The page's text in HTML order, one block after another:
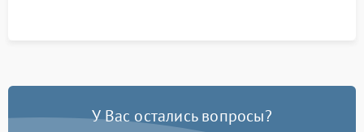
У Вас остались вопросы?